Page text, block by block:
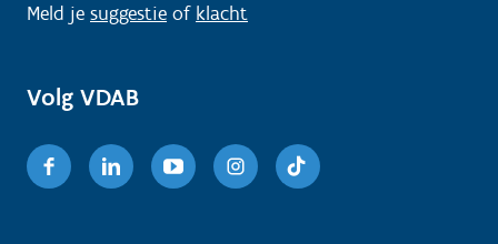
Meld je suggestie of klacht
Volg VDAB
FacebookLinkedinYoutubeInstagram